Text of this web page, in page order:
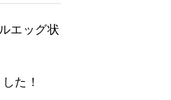
エッグ状
た！